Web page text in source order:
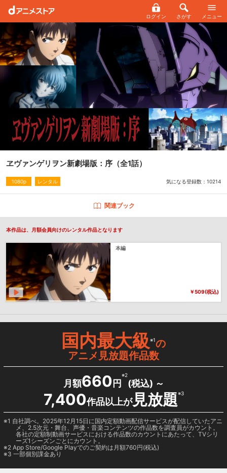
ログイン さがす メニュー
ヱヴァンゲリヲン新劇場版：序 （全1話）
1080p レンタル 気になる登録数： 10214
関連ブック
本作品は、月額会員向けのレンタル作品となります
本編
￥509(税込)
国内最大級※1の
アニメ見放題作品数
月額660 円
※2
(税込) ～
7,400作品以上が見放題※3
1 自社調べ。2025年12月15日に国内定額動画配信サービスが配信していたアニ
メ、2.5次元・舞台、声優・音楽コンテンツの作品数を調査員がカウント。
各社の定額制動画サービスにおける作品数のカウントにあたって、TVシリ
ーズ1シーズンごとにカウント。
2 App Store/Google Playでのご契約は月額760円(税込)
3 一部個別課金あり